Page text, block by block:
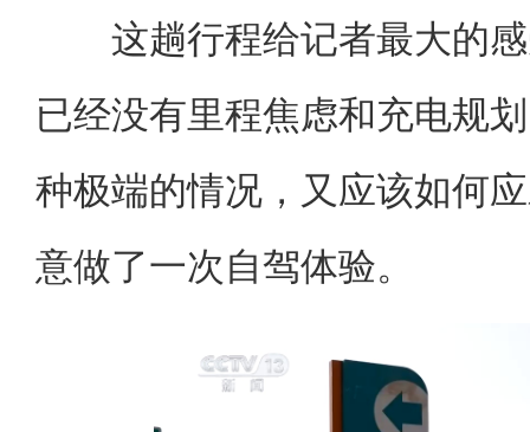
这趟行程给记者最大的感
已经没有里程焦虑和充电规
种极端的情况，又应该如何
意做了一次自驾体验。